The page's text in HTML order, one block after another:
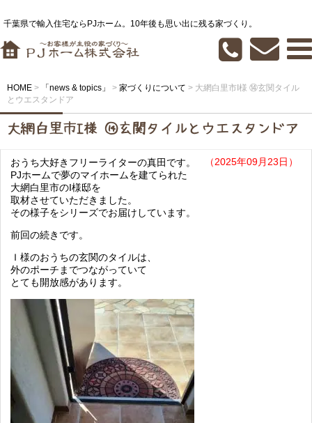
千葉県で輸入住宅ならPJホーム。10年後も思い出に残る家づくり。
HOME > 「news & topics」 > 家づくりについて > 大網白里市I様 ⑭玄関タイル
とウエスタンドア
大網白里市I様 ⑭玄関タイルとウエスタンドア
（2025年09月23日）
おうち大好きフリーライターの真田です。
PJホームで夢のマイホームを建てられた
大網白里市のI様邸を
取材させていただきました。
その様子をシリーズでお届けしています。
前回の続きです。
Ｉ様のおうちの玄関のタイルは、
外のポーチまでつながっていて
とても開放感があります。